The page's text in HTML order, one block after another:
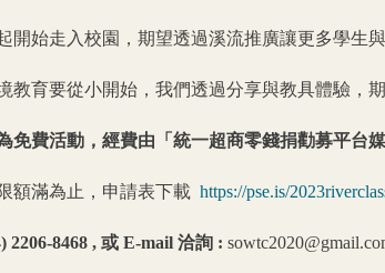
開始走入校園，期望透過溪流推廣讓更多學生
教育要從小開始，我們透過分享與教具體驗，
免費活動，經費由「統一超商零錢捐勸募平台
額滿為止，申請表下載 https://pse.is/
2206-8468 , 或 E-mail 洽詢 :